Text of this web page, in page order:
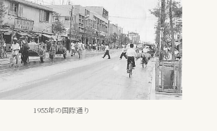
1955年の国際通り